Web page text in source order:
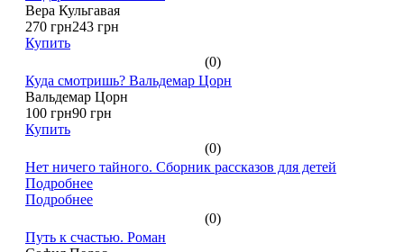
Вера Кульгавая
270 грн243 грн
Купить
(0)
Куда смотришь? Вальдемар Цорн
Вальдемар Цорн
100 грн90 грн
Купить
(0)
Нет ничего тайного. Сборник рассказов для детей
Подробнее
Подробнее
(0)
Путь к счастью. Роман